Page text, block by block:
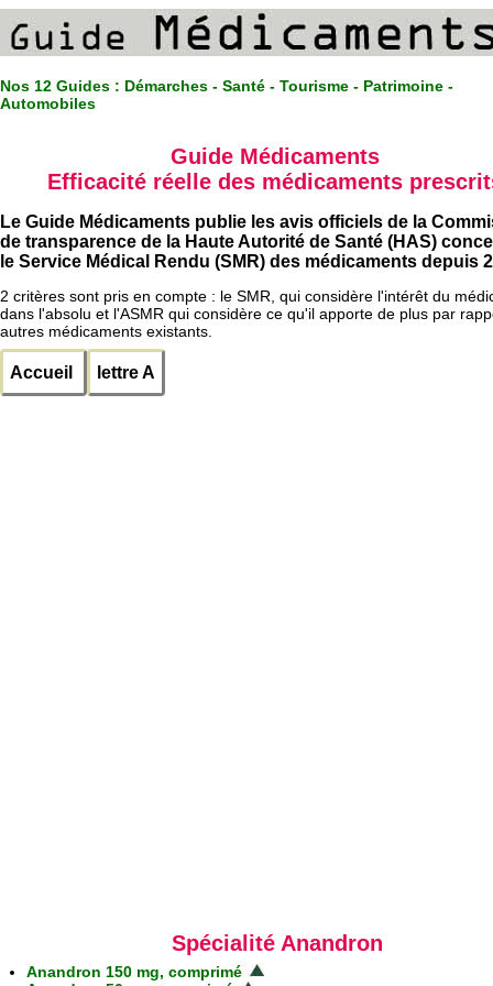
Nos 12 Guides : Démarches - Santé - Tourisme - Patrimoine -
Automobiles
Guide Médicaments
Efficacité réelle des médicaments
Le Guide Médicaments publie les avis officiels de la
de transparence de la Haute Autorité de Santé (HAS)
le Service Médical Rendu (SMR) des médicaments depuis
2 critères sont pris en compte : le SMR, qui considère l'intérêt du
dans l'absolu et l'ASMR qui considère ce qu'il apporte de plus par
autres médicaments existants.
Accueil lettre A
Spécialité Anandron
Anandron 150 mg, comprimé